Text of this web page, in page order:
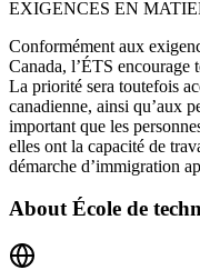
EXIGENCES EN
Conformément aux
Canada, l’ÉTS encourage
La priorité sera toutefois
canadienne, ainsi qu’aux
important que les
elles ont la capacité de
démarche d’immigration
About École de